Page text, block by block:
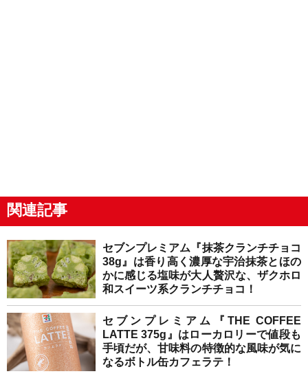
関連記事
セブンプレミアム『抹茶クランチチョコ
38g』は香り高く濃厚な宇治抹茶とほの
かに感じる塩味が大人贅沢な、ザクホロ
和スイーツ系クランチチョコ！
セブンプレミアム『THE COFFEE
LATTE 375g』はローカロリーで値段も
手頃だが、甘味料の特徴的な風味が気に
なるボトル缶カフェラテ！